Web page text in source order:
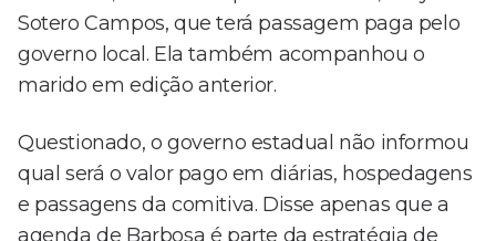
Sotero Campos, que terá passagem paga pelo
governo local. Ela também acompanhou o
marido em edição anterior.
Questionado, o governo estadual não informou
qual será o valor pago em diárias, hospedagens
e passagens da comitiva. Disse apenas que a
agenda de Barbosa é parte da estratégia de